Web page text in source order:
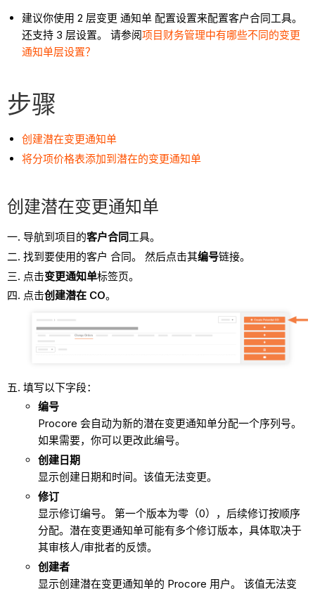
建议你使用 2 层变更 通知单 配置设置来配置客户合同工具。
还支持 3 层设置。 请参阅项目财务管理中有哪些不同的变更
通知单层设置？
步骤
创建潜在变更通知单
将分项价格表添加到潜在的变更通知单
创建潜在变更通知单
导航到项目的客户合同工具。
找到要使用的客户 合同。 然后点击其编号链接。
点击变更通知单标签页。
点击创建潜在 CO。
填写以下字段：
编号
Procore 会自动为新的潜在变更通知单分配一个序列号。
如果需要，你可以更改此编号。
创建日期
显示创建日期和时间。该值无法变更。
修订
显示修订编号。 第一个版本为零（0），后续修订按顺序
分配。潜在变更通知单可能有多个修订版本，具体取决于
其审核人/审批者的反馈。
创建者
显示创建潜在变更通知单的 Procore 用户。 该值无法变